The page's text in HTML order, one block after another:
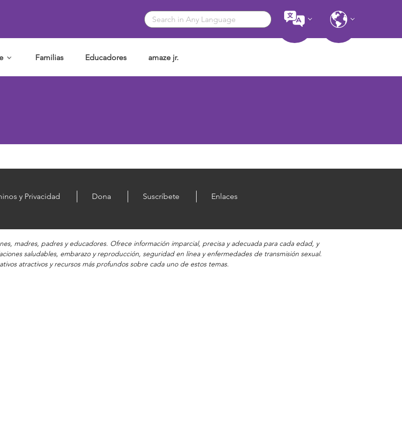
Familias Educadores amaze jr.
y Privacidad Dona Suscríbete Enlaces
madres, padres y educadores. Ofrece información imparcial, precisa y adecuada para cada edad, y
saludables, embarazo y reproducción, seguridad en línea y enfermedades de transmisión sexual.
atractivos y recursos más profundos sobre cada uno de estos temas.